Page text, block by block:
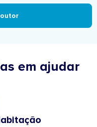
em ajudar